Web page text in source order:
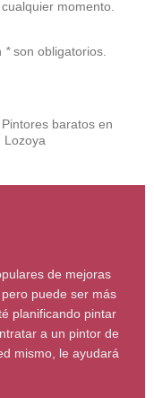
momento.
*son obligatorios.
baratos en
Lozoya
de mejoras
puede ser más
planificando pintar
a un pintor de
mismo, le ayudará